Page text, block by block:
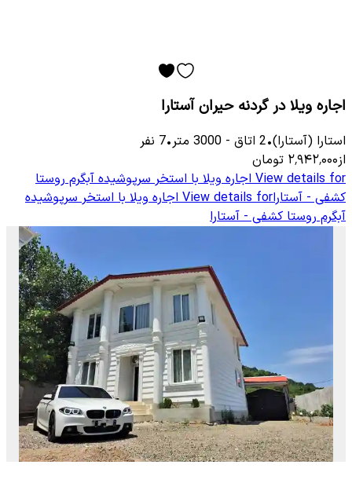
اجاره ویلا در گردنه حیران آستارا
استارا (آستارا)•
2 اتاق -
3000 متر•
7 نفر
از۲٬۹۴۲٬۰۰۰ تومان
View details for اجاره ویلا با استخر سرپوشیده آبگرم روستا
کشفی - آستاراView details for اجاره ویلا با استخر سرپوشیده
آبگرم روستا کشفی - آستارا